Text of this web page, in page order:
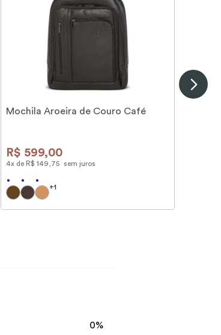
Mochila Aroeira de Couro Café
R$ 599,00
4x de R$ 149 75 sem juros
+1
0%